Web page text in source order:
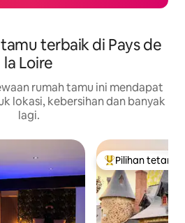
terbaik di Pays de
la Loire
rumah tamu ini mendapat
lokasi, kebersihan dan banyak
lagi.
Pilihan utama
Pilihan tetamu